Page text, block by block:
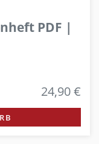
PDF |
24,90 €